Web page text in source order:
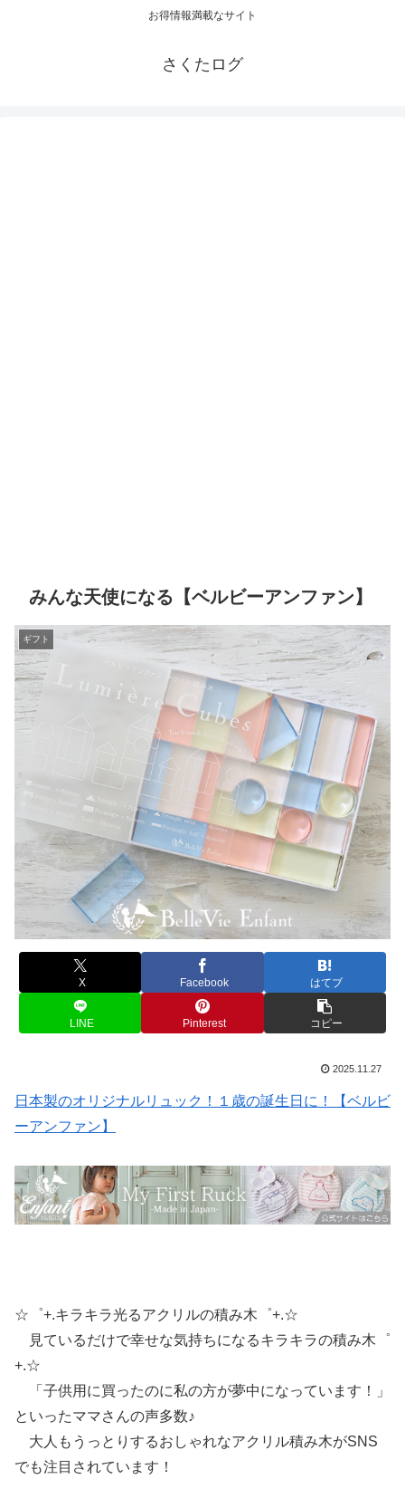
お得情報満載なサイト
さくたログ
みんな天使になる【ベルビーアンファン】
ギフト
X Facebook はてブ
LINE Pinterest コピー
2025.11.27
日本製のオリジナルリュック！１歳の誕生日に！【ベルビ
ーアンファン】
☆゜+.キラキラ光るアクリルの積み木゜+.☆
見ているだけで幸せな気持ちになるキラキラの積み木゜
+.☆
「子供用に買ったのに私の方が夢中になっています！」
といったママさんの声多数♪
大人もうっとりするおしゃれなアクリル積み木がSNS
でも注目されています！